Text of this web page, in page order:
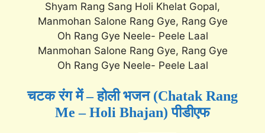
Shyam Rang Sang Holi Khelat Gopal,
Manmohan Salone Rang Gye, Rang Gye
Oh Rang Gye Neele- Peele Laal
Manmohan Salone Rang Gye, Rang Gye
Oh Rang Gye Neele- Peele Laal
चटक रंग में – होली भजन (Chatak Rang
Me – Holi Bhajan) पीडीएफ